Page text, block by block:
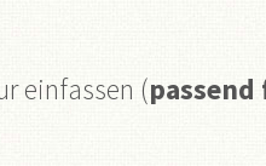
einfassen (